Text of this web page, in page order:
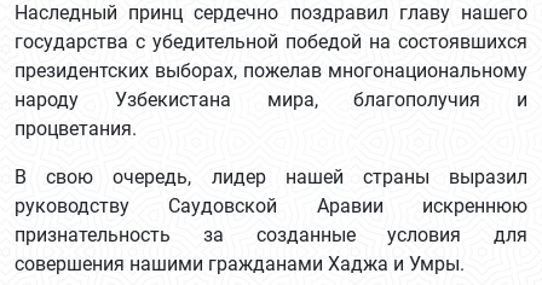
Наследный принц сердечно поздравил главу нашего
государства с убедительной победой на состоявшихся
президентских выборах, пожелав многонациональному
народу Узбекистана мира, благополучия и
процветания.
В свою очередь, лидер нашей страны выразил
руководству Саудовской Аравии искреннюю
признательность за созданные условия для
совершения нашими гражданами Хаджа и Умры.